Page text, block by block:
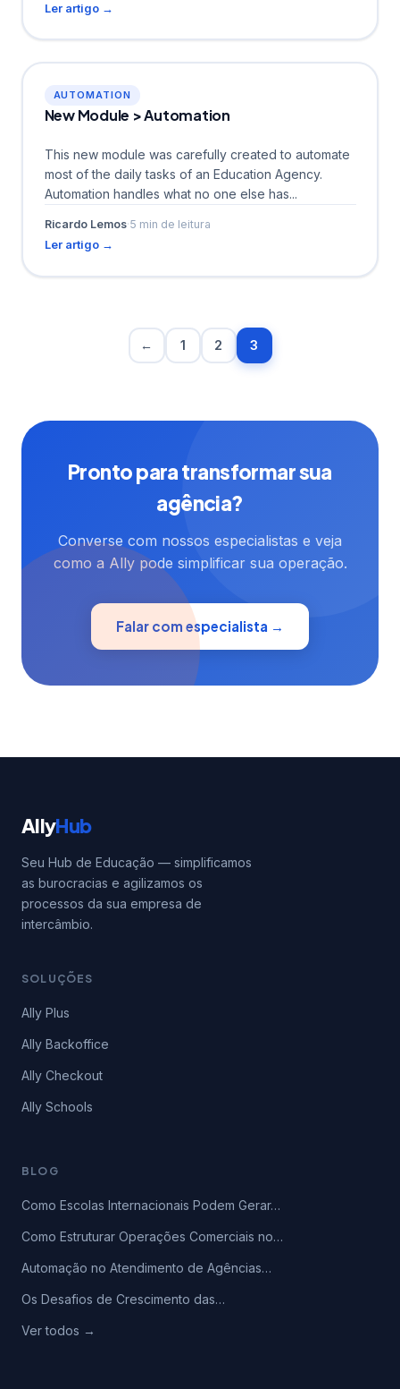
Ler artigo →
AUTOMATION
New Module > Automation
This new module was carefully created to automate
most of the daily tasks of an Education Agency.
Automation handles what no one else has...
Ricardo Lemos·5 min de leitura
Ler artigo →
← 1 2 3
Pronto para transformar sua
agência?
Converse com nossos especialistas e veja
como a Ally pode simplificar sua operação.
Falar com especialista →
AllyHub
Seu Hub de Educação — simplificamos
as burocracias e agilizamos os
processos da sua empresa de
intercâmbio.
SOLUÇÕES
Ally Plus
Ally Backoffice
Ally Checkout
Ally Schools
BLOG
Como Escolas Internacionais Podem Gerar…
Como Estruturar Operações Comerciais no…
Automação no Atendimento de Agências…
Os Desafios de Crescimento das…
Ver todos →